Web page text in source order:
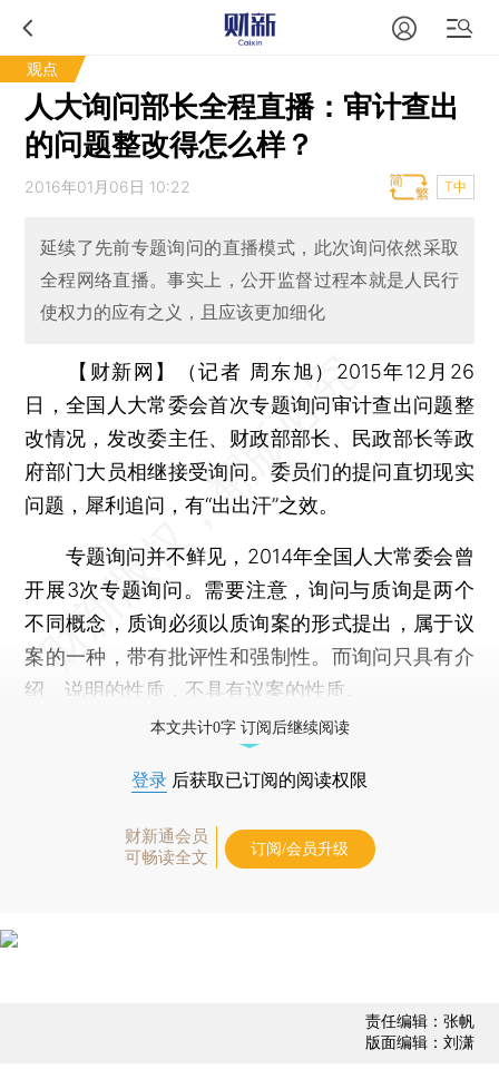
观点
人大询问部长全程直播：审计查出
的问题整改得怎么样？
2016年01月06日 10:22 T中
延续了先前专题询问的直播模式，此次询问依然采取
全程网络直播。事实上，公开监督过程本就是人民行
使权力的应有之义，且应该更加细化
【财新网】（记者 周东旭） 2015年12月26
日，全国人大常委会首次专题询问审计查出问题整
改情况，发改委主任、财政部部长、民政部长等政
府部门大员相继接受询问。委员们的提问直切现实
问题，犀利追问，有“出出汗”之效。
专题询问并不鲜见，2014年全国人大常委会曾
开展3次专题询问。需要注意，询问与质询是两个
不同概念，质询必须以质询案的形式提出，属于议
案的一种，带有批评性和强制性。而询问只具有介
绍、说明的性质，不具有议案的性质。
本文共计0字 订阅后继续阅读
登录 后获取已订阅的阅读权限
财新通会员
可畅读全文
订阅/会员升级
责任编辑：张帆
版面编辑：刘潇